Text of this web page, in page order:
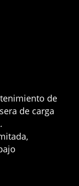
de
de carga
.